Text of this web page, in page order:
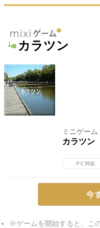
カラツン
ミニゲーム
カラツン
※ゲームを開始すると、こ